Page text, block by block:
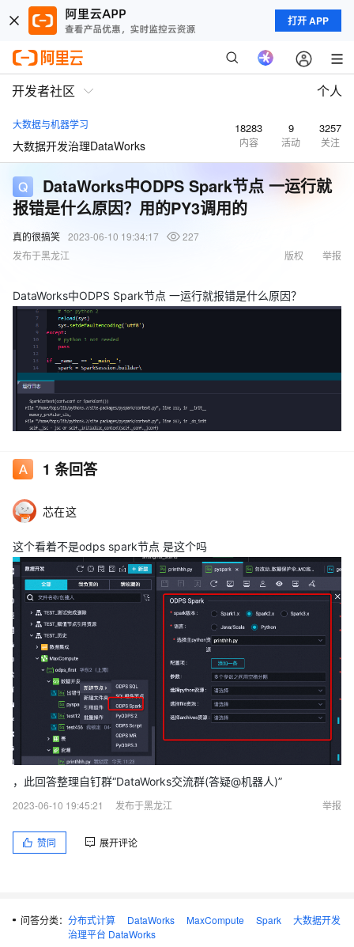
打开 APP
开发者社区 个人
大数据与机器学习
大数据开发治理DataWorks
18283
内容
9
活动
3257
关注
DataWorks中ODPS Spark节点 一运行就
报错是什么原因？用的PY3调用的
真的很搞笑 2023-06-10 19:34:17
227
发布于黑龙江
举报
版权
DataWorks中ODPS Spark节点 一运行就报错是什么原因？
用的PY3调用的
1 条回答
芯在这
这个看着不是odps spark节点 是这个吗
，此回答整理自钉群“DataWorks交流群(答疑@机器人)”
2023-06-10 19:45:21
发布于黑龙江 举报
赞同 展开评论
问答分类： 分布式计算 DataWorks MaxCompute Spark
大数据开发
治理平台 DataWorks